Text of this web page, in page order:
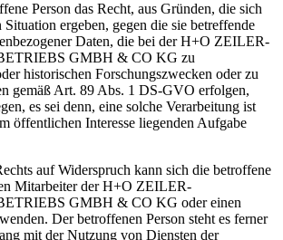
Person das Recht, aus Gründen, die sich
Situation ergeben, gegen die sie betreffende
Daten, die bei der H+O ZEILER-
GMBH & CO KG zu
historischen Forschungszwecken oder zu
gemäß Art. 89 Abs. 1 DS-GVO erfolgen,
es sei denn, eine solche Verarbeitung ist
öffentlichen Interesse liegenden Aufgabe
auf Widerspruch kann sich die betroffene
Mitarbeiter der H+O ZEILER-
GMBH & CO KG oder einen
Der betroffenen Person steht es ferner
mit der Nutzung von Diensten der